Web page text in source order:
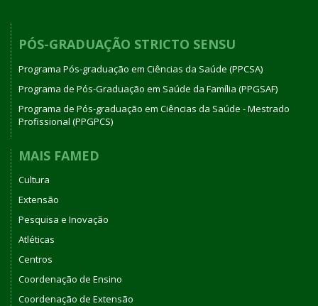
PÓS-GRADUAÇÃO STRICTO SENSU
Programa Pós-graduação em Ciências da Saúde (PPCSA)
Programa de Pós-Graduação em Saúde da Família (PPGSAF)
Programa de Pós-graduação em Ciências da Saúde - Mestrado
Profissional (PPGPCS)
MAIS FAMED
Cultura
Extensão
Pesquisa e Inovação
Atléticas
Centros
Coordenação de Ensino
Coordenação de Extensão